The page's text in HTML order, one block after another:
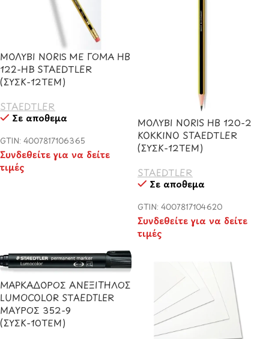
ΜΟΛΥΒΙ NORIS ΜΕ ΓΟΜΑ HB
122-HB STAEDTLER
(ΣΥΣΚ-12ΤΕΜ)
STAEDTLER
Σε απόθεμα
GTIN: 4007817106365
Συνδεθείτε για να δείτε
τιμές
ΜΟΛΥΒΙ NORIS HB 120-2
ΚΟΚΚΙΝΟ STAEDTLER
(ΣΥΣΚ-12ΤΕΜ)
STAEDTLER
Σε απόθεμα
GTIN: 4007817104620
Συνδεθείτε για να δείτε
τιμές
ΜΑΡΚΑΔΟΡΟΣ ΑΝΕΞΙΤΗΛΟΣ
LUMOCOLOR STAEDTLER
ΜΑΥΡΟΣ 352-9
(ΣΥΣΚ-10ΤΕΜ)